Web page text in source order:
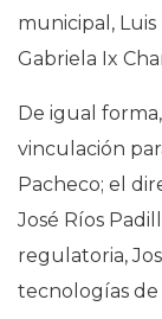
municipal,
Gabriela Ix
De igual
vinculación
Pacheco; el
José Ríos
regulatoria,
tecnologías de